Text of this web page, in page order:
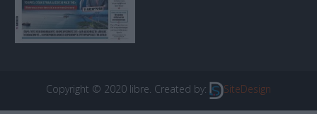
Copyright © 2020 libre. Created by: SiteDesign